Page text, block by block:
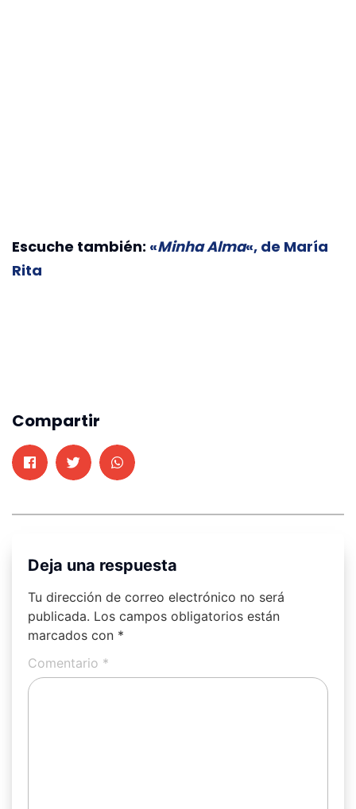
Escuche también: «Minha Alma«, de María
Rita
Compartir
Deja una respuesta
Tu dirección de correo electrónico no será
publicada. Los campos obligatorios están
marcados con *
Comentario *